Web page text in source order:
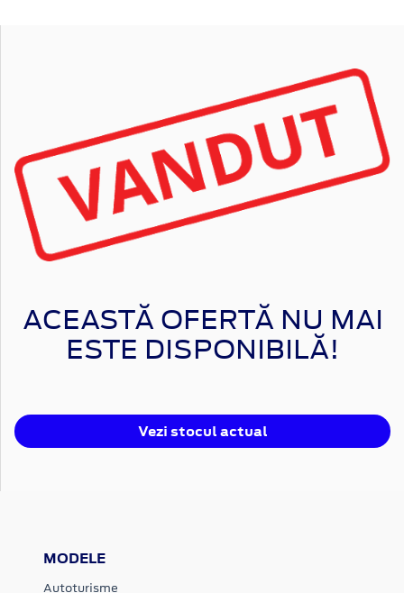
ACEASTĂ OFERTĂ NU MAI
ESTE DISPONIBILĂ!
Vezi stocul actual
MODELE
Autoturisme